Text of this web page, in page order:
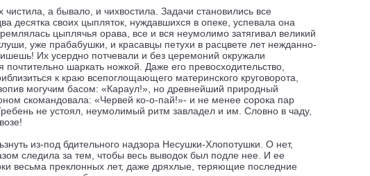
а бывало, и чихвостила. Задачи становились все
десятка своих цыпляток, нуждавшихся в опеке, успевала она
цыплячья орава, все и вся неумолимо затягивал великий
уже прабабушки, и красавцы петухи в расцвете лет нежданно-
Их усердно потчевали и без церемоний окружали
шаркать ножкой. Даже его превосходительство,
к краю всепоглощающего материнского круговорота,
могучим басом: «Караул!», но древнейший природный
скомандовала: «Червей ко-о-пай!»- и не менее сорока пар
не устоял, неумолимый ритм завладел и им. Словно в чаду,
из-под бдительного надзора Несушки-Хлопотушки. О нет,
следила за тем, чтобы весь выводок был подле нее. И ее
весьма преклонных лет, даже дряхлые, теряющие последние